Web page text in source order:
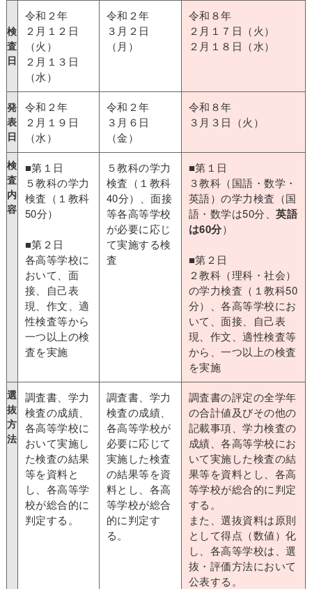
検
査
日
令和２年
２月１２日
（火）
２月１３日
（水）
令和２年
３月２日
（月）
令和８年
２月１７日（火）
２月１８日（水）
発
表
日
令和２年
２月１９日
（水）
令和２年
３月６日
（金）
令和８年
３月３日（火）
検
査
内
容
■第１日
５教科の学力
検査（１教科
50分）
■第２日
各高等学校に
おいて、面
接、自己表
現、作文、適
性検査等から
一つ以上の検
査を実施
５教科の学力
検査（１教科
40分）、面接
等各高等学校
が必要に応じ
て実施する検
査
■第１日
３教科（国語・数学・
英語）の学力検査（国
語・数学は50分、英語
は60分）
■第２日
２教科（理科・社会）
の学力検査（１教科50
分）、各高等学校にお
いて、面接、自己表
現、作文、適性検査等
から、一つ以上の検査
を実施
選
抜
方
法
調査書、学力
検査の成績、
各高等学校に
おいて実施し
た検査の結果
等を資料と
し、各高等学
校が総合的に
判定する。
調査書、学力
検査の成績、
各高等学校が
必要に応じて
実施した検査
の結果等を資
料とし、各高
等学校が総合
的に判定す
る。
調査書の評定の全学年
の合計値及びその他の
記載事項、学力検査の
成績、各高等学校にお
いて実施した検査の結
果等を資料とし、各高
等学校が総合的に判定
する。
また、選抜資料は原則
として得点（数値）化
し、各高等学校は、選
抜・評価方法において
公表する。